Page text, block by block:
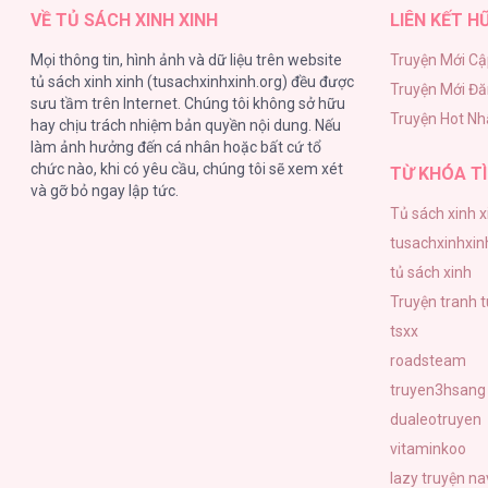
Bản Jazz Cho Hai Người [...] – Chap
Bản Jazz Cho Hai Người [...] – Chap
VỀ TỦ SÁCH XINH XINH
Mọi thông tin, hình ảnh và dữ liệu trên website
tủ sách xinh xinh (tusachxinhxinh.org) đều được
sưu tầm trên Internet. Chúng tôi không sở hữu
hay chịu trách nhiệm bản quyền nội dung. Nếu
làm ảnh hưởng đến cá nhân hoặc bất cứ tổ
chức nào, khi có yêu cầu, chúng tôi sẽ xem xét
và gỡ bỏ ngay lập tức.
LIÊN KẾT
Truyện Mới
Truyện Mới
Truyện Hot
TỪ KHÓA
Tủ sách xinh
tủ sách xinh
Truyện tranh
tsxx
roadsteam
truyen3hsang
dualeotruyen
vitaminkoo
lazy truyện